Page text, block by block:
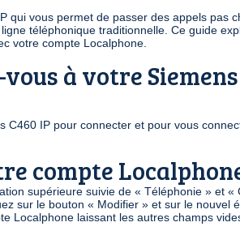
qui vous permet de passer des appels pas
téléphonique traditionnelle. Ce guide
votre compte Localphone.
à votre
C460 IP pour connecter et pour vous
compte
supérieure suivie de « Téléphonie » et «
sur le bouton « Modifier » et sur le nouvel
Localphone laissant les autres champs